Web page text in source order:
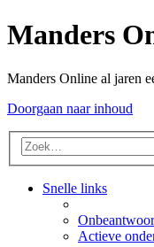
Manders
Manders Online al jaren
Doorgaan naar inhoud
Snelle links
Actieve